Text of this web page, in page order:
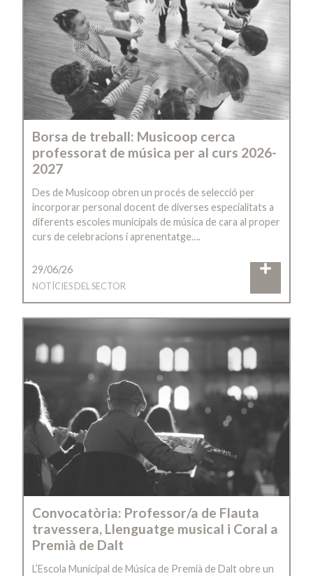
Borsa de treball: Musicoop cerca
professorat de música per al curs 2026-
2027
Des de Musicoop obren un procés de selecció per
incorporar personal docent de diverses especialitats a
diferents escoles municipals de música de cara al proper
curs de celebracions i aprenentatge….
29/06/26
NOTÍCIES DEL SECTOR
Convocatòria: Professor/a de Flauta
travessera, Llenguatge musical i Coral a
Premià de Dalt
L’Escola Municipal de Música de Premià de Dalt obre un